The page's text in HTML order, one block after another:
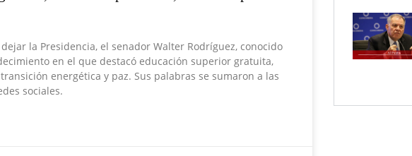
la Presidencia, el senador Walter Rodríguez, conocido
en el que destacó educación superior gratuita,
energética y paz. Sus palabras se sumaron a las
sociales.